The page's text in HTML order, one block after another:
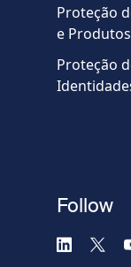
Proteção
e Produtos
Proteção
Follow